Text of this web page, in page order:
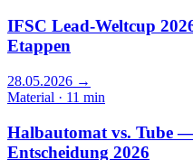
IFSC Lead-Weltcup
Etappen
28.05.2026 →
Material · 11 min
Halbautomat vs. Tube
Entscheidung 2026